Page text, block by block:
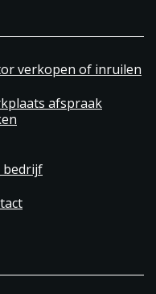
verkopen of inruilen
afspraak
bedrijf